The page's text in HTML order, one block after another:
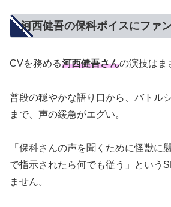
河西健吾の保科ボイスにファ
CVを務める河西健吾さんの演技はま
普段の穏やかな語り口から、バトル
まで、声の緩急がエグい。
「保科さんの声を聞くために怪獣に
で指示されたら何でも従う」という
ません。